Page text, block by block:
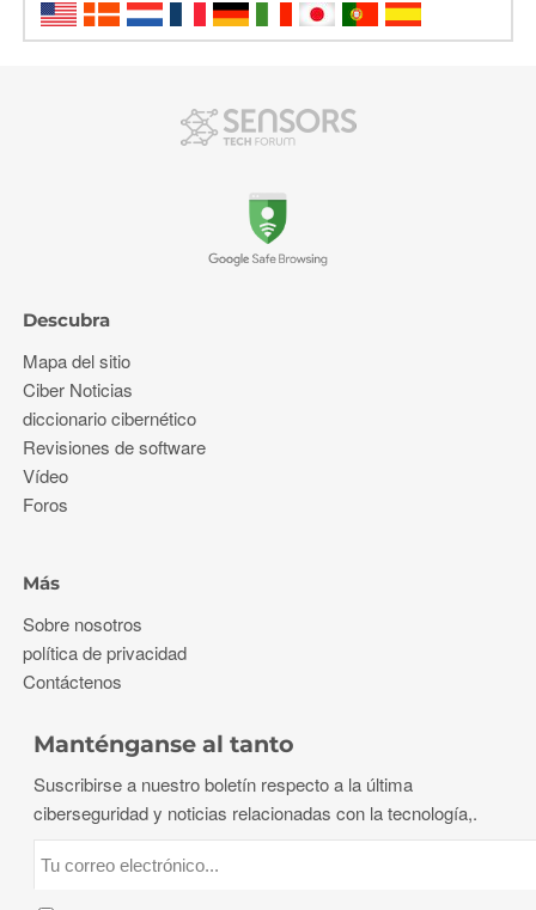
Descubra
Mapa del sitio
Ciber Noticias
diccionario cibernético
Revisiones de software
Vídeo
Foros
Más
Sobre nosotros
política de privacidad
Contáctenos
Manténganse al tanto
Suscribirse a nuestro boletín respecto a la última
ciberseguridad y noticias relacionadas con la tecnología,.